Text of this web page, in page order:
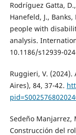
Rodríguez Gatta,
Hanefeld, J.,
people with
analysis.
10.1186/s12939-
Ruggieri, V. (2024).
Aires), 84, 37-42.
Sedeño Manjarrez,
Construcción del